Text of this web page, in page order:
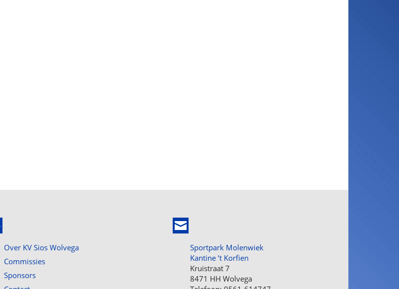
Over KV Sios Wolvega
Commissies
Sponsors
Sportpark Molenwiek
Kantine ’t Korfien
Kruistraat 7
8471 HH Wolvega